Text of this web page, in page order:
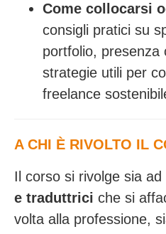
Come collocarsi
consigli pratici su
portfolio, presenza
strategie utili per
freelance
A CHI È RIVOLTO IL
Il corso si rivolge sia ad
e traduttrici che si
volta alla professione,